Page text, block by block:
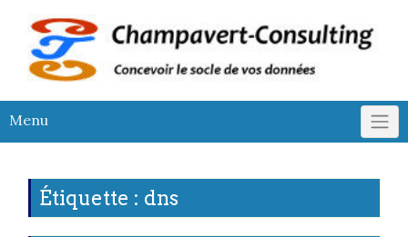
content
Menu
Étiquette : dns